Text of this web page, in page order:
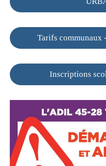
Tarifs communaux
Inscriptions